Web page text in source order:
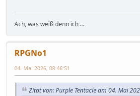
Ach, was weiß denn ich ...
RPGNo1
04. Mai 2026, 08:46:51
Zitat von: Purple Tentacle am 04. Mai